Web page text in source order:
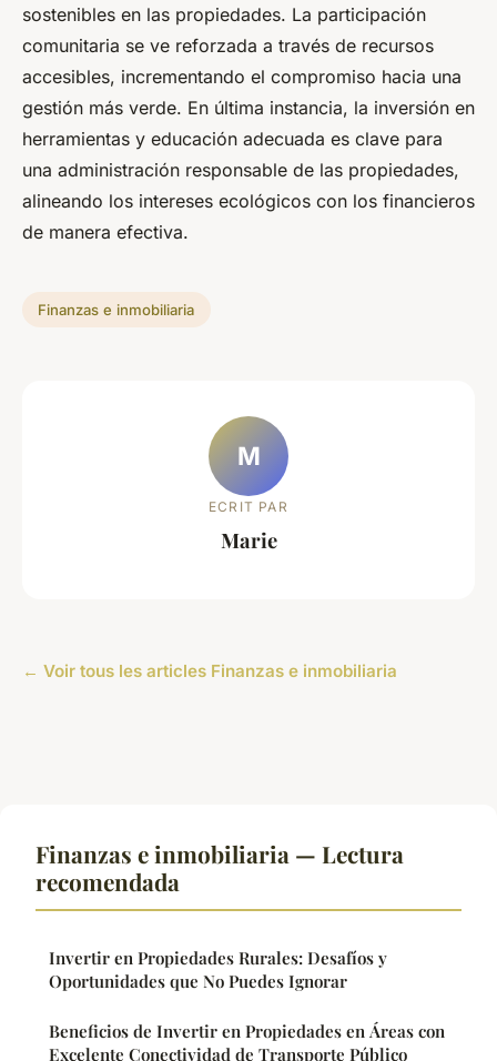
sostenibles en las propiedades. La participación
comunitaria se ve reforzada a través de recursos
accesibles, incrementando el compromiso hacia una
gestión más verde. En última instancia, la inversión en
herramientas y educación adecuada es clave para
una administración responsable de las propiedades,
alineando los intereses ecológicos con los financieros
de manera efectiva.
Finanzas e inmobiliaria
M
ECRIT PAR
Marie
← Voir tous les articles Finanzas e inmobiliaria
Finanzas e inmobiliaria — Lectura
recomendada
Invertir en Propiedades Rurales: Desafíos y
Oportunidades que No Puedes Ignorar
Beneficios de Invertir en Propiedades en Áreas con
Excelente Conectividad de Transporte Público